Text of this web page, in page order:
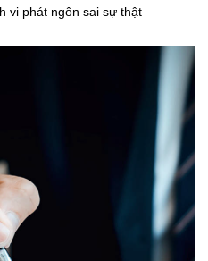
vi phát ngôn sai sự thật